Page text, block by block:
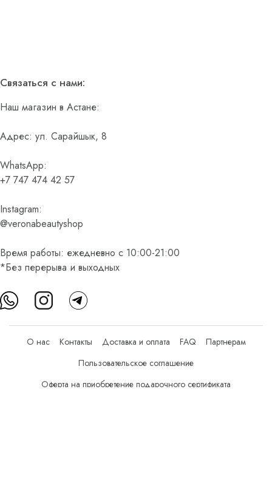
Связаться с нами:
Наш магазин в Астане:
Адрес: ул. Сарайшык, 8
WhatsApp:
+7 747 474 42 57
Instagram:
@veronabeautyshop
Время работы: ежедневно с 10:00-21:00
*Без перерыва и выходных
О нас Контакты Доставка и оплата FAQ
Партнерам
Пользовательское соглашение
Оферта на приобретение подарочного сертификата